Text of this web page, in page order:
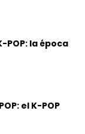
POP: la época
el K-POP